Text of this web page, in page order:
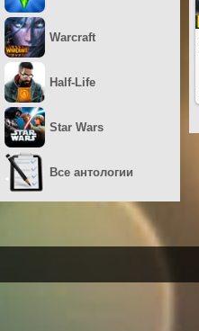
Warcraft
Half-Life
Star Wars
Все антологии